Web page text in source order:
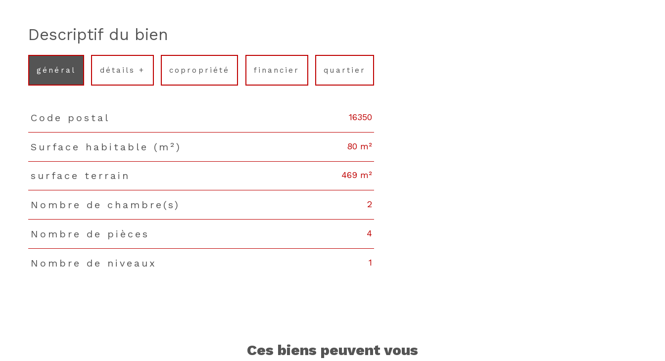
descriptif du bien
général détails + copropriété financier quartier
TRAD_PAMPERO_Caracteristique
Code postal 16350
Surface habitable (m²) 80 m²
surface terrain 469 m²
Nombre de chambre(s) 2
Nombre de pièces 4
Nombre de niveaux 1
ces biens peuvent vous